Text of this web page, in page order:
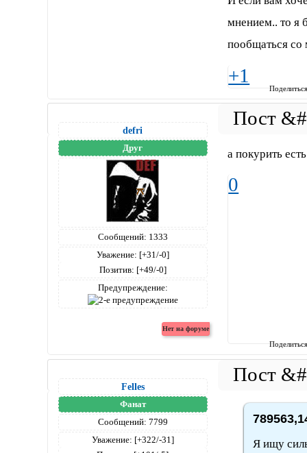
мнением.. то я
пообщаться со
+1
defri
Друг
Сообщений: 1333
Уважение: [+31/-0]
Позитив: [+49/-0]
Предупреждение:
а покурить
0
Felles
Фанат
Сообщений: 7799
Уважение: [+322/-31]
Я ищу